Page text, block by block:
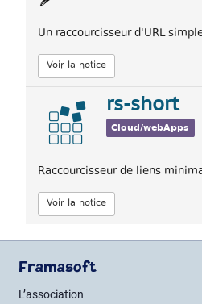
Un raccourcisseur d'URL
Voir la notice
rs-short
Cloud/webApps
Raccourcisseur de liens
Voir la notice
Framasoft
L’association